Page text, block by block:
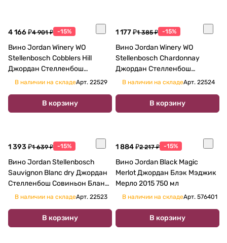
4 166 ₽4 901 ₽ -15%
Вино Jordan Winery WO
Stellenbosch Cobblers Hill
Джордан Стелленбош
Кобблерз Хилл 2014 750 мл
В наличии на складеАрт. 22529
В корзину
1 177 ₽1 385 ₽ -15%
Вино Jordan Winery WO
Stellenbosch Chardonnay
Джордан Стелленбош
Шардонне 2018 750 мл
В наличии на складеАрт. 22524
В корзину
1 393 ₽1 639 ₽ -15%
Вино Jordan Stellenbosch
Sauvignon Blanc dry Джордан
Стелленбош Совиньон Блан
2016 750 мл
В наличии на складеАрт. 22523
В корзину
1 884 ₽2 217 ₽ -15%
Вино Jordan Black Magic
Merlot Джордан Блэк Мэджик
Мерло 2015 750 мл
В наличии на складеАрт. 576401
В корзину